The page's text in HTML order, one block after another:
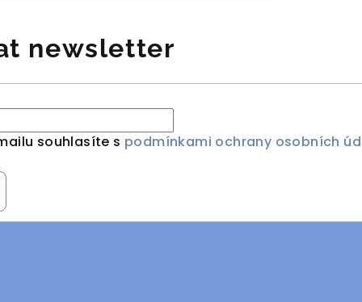
newsletter
souhlasíte s podmínkami ochrany osobních